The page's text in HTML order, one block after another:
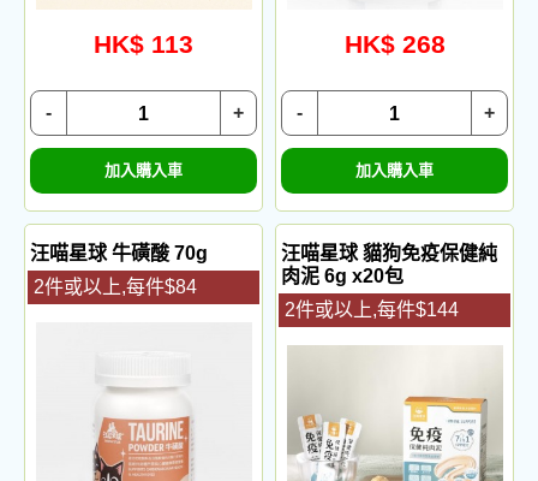
HK$ 113
+
-
加入購入車
HK$ 268
+
-
加入購入車
汪喵星球 牛磺酸 70g
2件或以上,每件$84
汪喵星球 貓狗免疫保健純
肉泥 6g x20包
2件或以上,每件$144